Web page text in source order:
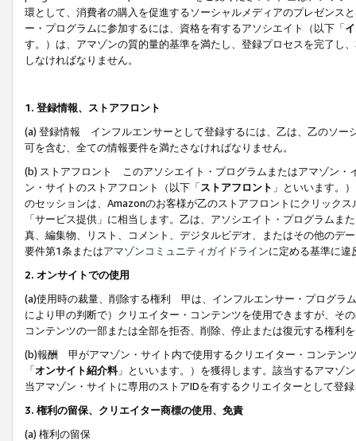
環として、消費者の購入を促進するソーシャルメディアのプレゼンス
ー・プログラムに参加するには、資格を有するアソシエイト（以下「
す。）は、アマゾンの質的量的基準を満たし、登録プロセスを完了し、
しなければなりません。
1. 登録情報、ストアフロント
(a) 登録情報 インフルエンサーとして登録するには、乙は、乙のソー
可を含む、全ての情報要件を満たさなければなりません。
(b) ストアフロント このアソシエイト・プログラムまたはアマゾン・
ン・サイトのストアフロント（以下「ストアフロント 」といいます。
のセッションは、Amazonのお客様が乙のストアフロントにクリック
「サービス提供」に相当します。乙は、アソシエイト・プログラム
真、編集物、リスト、コメント、デジタルビデオ、またはその他のデ
要件第1条またはアマゾンコミュニティガイドラインに定める基準に違
2. オンサイトでの使用
(a)使用時の裁量、削除する権利 甲は、インフルエンサー・プログラ
により甲の判断で）クリエイター・コンテンツを使用できますが、そ
コンテンツの一部または全部を拒否、削除、停止または復元する権利
(b)報酬 甲がアマゾン・サイト内で使用するクリエイター・コンテン
「オンサイト紹介料」といいます。）を獲得します。該当するアマゾ
当アマゾン・サイトに専用のストアIDを有するクリエイターとして登
3. 権利の留保、クリエイター商標の使用、免責
(a) 権利の留保